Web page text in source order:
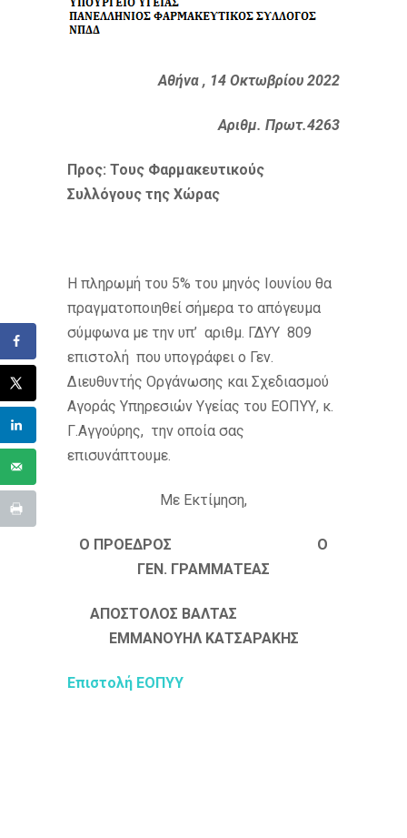
Αθήνα , 14 Οκτωβρίου 2022
Αριθμ. Πρωτ.4263
Προς: Τους Φαρμακευτικούς
Συλλόγους της Χώρας
H πληρωμή του 5% του μηνός Ιουνίου θα
πραγματοποιηθεί σήμερα το απόγευμα
σύμφωνα με την υπ’ αριθμ. ΓΔΥΥ 809
επιστολή που υπογράφει ο Γεν.
Διευθυντής Οργάνωσης και Σχεδιασμού
Αγοράς Υπηρεσιών Υγείας του ΕΟΠΥΥ, κ.
Γ.Αγγούρης, την οποία σας
επισυνάπτουμε.
Με Εκτίμηση,
Ο ΠΡΟΕΔΡΟΣ Ο
ΓΕΝ. ΓΡΑΜΜΑΤΕΑΣ
ΑΠΟΣΤΟΛΟΣ ΒΑΛΤΑΣ
ΕΜΜΑΝΟΥΗΛ ΚΑΤΣΑΡΑΚΗΣ
Επιστολή ΕΟΠΥΥ